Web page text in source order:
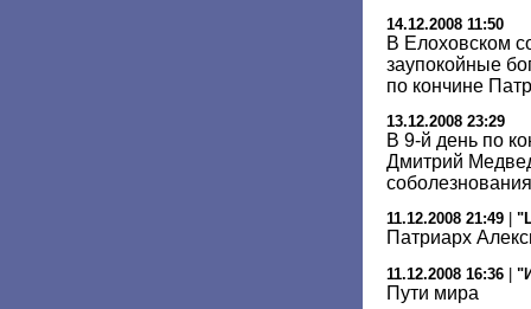
14.12.2008 11:50
В Елоховском
заупокойные
по кончине
13.12.2008 23:29
В 9-й день по
Дмитрий
соболезнования
11.12.2008 21:49
Патриарх
11.12.2008 16:36 |
Пути мира